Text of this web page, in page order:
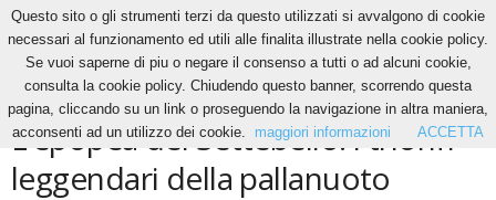
News L’epopea del Settebello: i trionfi leggendari della pallanuoto
NEWS
L’epopea del Settebello: i trionfi
leggendari della pallanuoto
Questo sito o gli strumenti terzi da questo utilizzati si avvalgono di cookie
necessari al funzionamento ed utili alle finalita illustrate nella cookie policy.
Se vuoi saperne di piu o negare il consenso a tutti o ad alcuni cookie,
consulta la cookie policy. Chiudendo questo banner, scorrendo questa
pagina, cliccando su un link o proseguendo la navigazione in altra maniera,
acconsenti ad un utilizzo dei cookie.
maggiori informazioni ACCETTA